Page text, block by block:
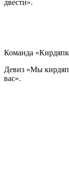
двести».
Команда
Девиз «Мы
вас».